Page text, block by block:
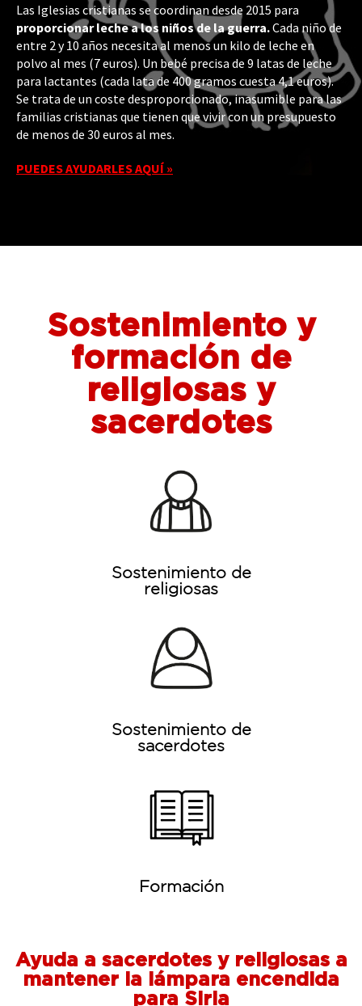
Las Iglesias cristianas se coordinan desde 2015 para
proporcionar leche a los niños de la guerra.Cada niño de
entre 2 y 10 años necesita al menos un kilo de leche en
polvo al mes (7 euros). Un bebé precisa de 9 latas de leche
para lactantes (cada lata de 400 gramos cuesta 4,1 euros).
Se trata de un coste desproporcionado, inasumible para las
familias cristianas que tienen que vivir con un presupuesto
de menos de 30 euros al mes.
PUEDES AYUDARLES AQUÍ »
Sostenimiento y
formación de
religiosas y
sacerdotes
Sostenimiento de
religiosas
Sostenimiento de
sacerdotes
Formación
Ayuda a sacerdotes y religiosas a
mantener la lámpara encendida
para Siria